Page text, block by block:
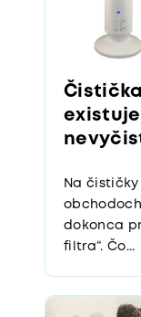
Na
dokonca
filtra“. Čo...